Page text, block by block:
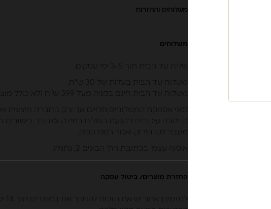
משלוחים והחזרות
משלוחים
שליח עד הבית תוך 3-5 ימי עסקים.
משלוח עד הבית בעלות של 30 ש״ח.
משלוח עד הבית חינם בקניה מעל 399 ש״ח (לא כולל מוצרי חשמל).
כן יתכנו עיכובים בהגעת השליח במידה ומדובר בישובים
החזרת מוצרים/ ביטול עסקה